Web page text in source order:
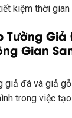
kiệm thời gian
Tường
Gian
giả đá và giả
trong việc